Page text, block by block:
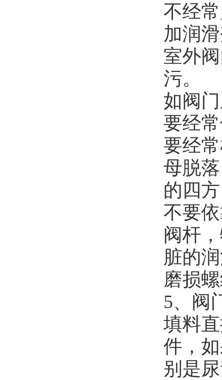
不经
加润
室外
污。
如阀
要经
要经
母脱
的四
不要
阀杆
脏的
磨损
5、阀
填料
件，
别是